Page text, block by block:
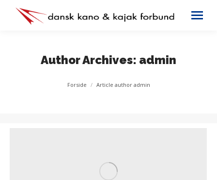
Author Archives: admin
You are here:
Forside Article author admin